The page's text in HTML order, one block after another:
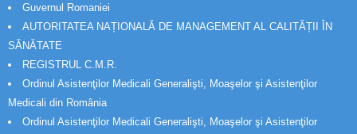
Guvernul Romaniei
AUTORITATEA NAȚIONALĂ DE MANAGEMENT AL CALITĂȚII ÎN
SĂNĂTATE
REGISTRUL C.M.R.
Ordinul Asistenţilor Medicali Generalişti, Moaşelor şi Asistenţilor
Medicali din România
Ordinul Asistenţilor Medicali Generalişti, Moaşelor şi Asistenţilor